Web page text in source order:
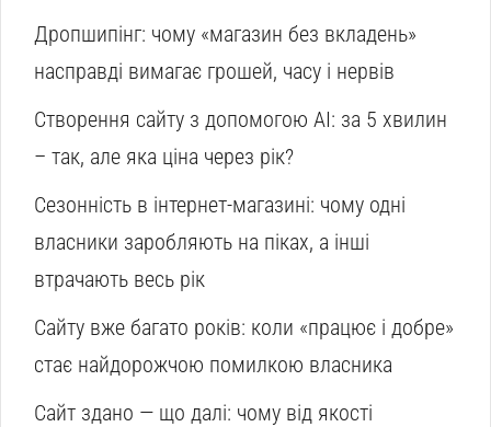
Дропшипінг: чому «магазин без вкладень»
насправді вимагає грошей, часу і нервів
Створення сайту з допомогою AI: за 5 хвилин
– так, але яка ціна через рік?
Сезонність в інтернет-магазині: чому одні
власники заробляють на піках, а інші
втрачають весь рік
Сайту вже багато років: коли «працює і добре»
стає найдорожчою помилкою власника
Сайт здано — що далі: чому від якості